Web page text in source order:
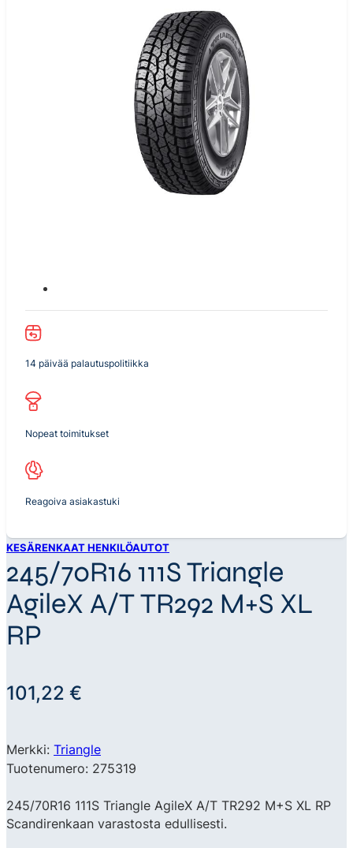
14 päivää palautuspolitiikka
Nopeat toimitukset
Reagoiva asiakastuki
KESÄRENKAAT HENKILÖAUTOT
245/70R16 111S Triangle
AgileX A/T TR292 M+S XL
RP
101,22 €
Merkki: Triangle
Tuotenumero: 275319
245/70R16 111S Triangle AgileX A/T TR292 M+S XL RP
Scandirenkaan varastosta edullisesti.